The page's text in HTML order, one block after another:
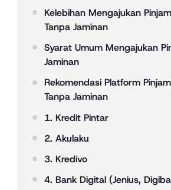
Kelebihan Mengajukan
Tanpa Jaminan
Syarat Umum Mengajukan
Jaminan
Rekomendasi Platform
Tanpa Jaminan
1. Kredit Pintar
2. Akulaku
3. Kredivo
4. Bank Digital (Jenius,